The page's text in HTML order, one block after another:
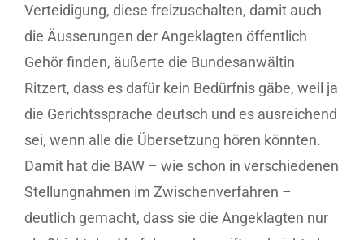
Verteidigung, diese freizuschalten, damit auch
die Äusserungen der Angeklagten öffentlich
Gehör finden, äußerte die Bundesanwältin
Ritzert, dass es dafür kein Bedürfnis gäbe, weil ja
die Gerichtssprache deutsch und es ausreichend
sei, wenn alle die Übersetzung hören könnten.
Damit hat die BAW – wie schon in verschiedenen
Stellungnahmen im Zwischenverfahren –
deutlich gemacht, dass sie die Angeklagten nur